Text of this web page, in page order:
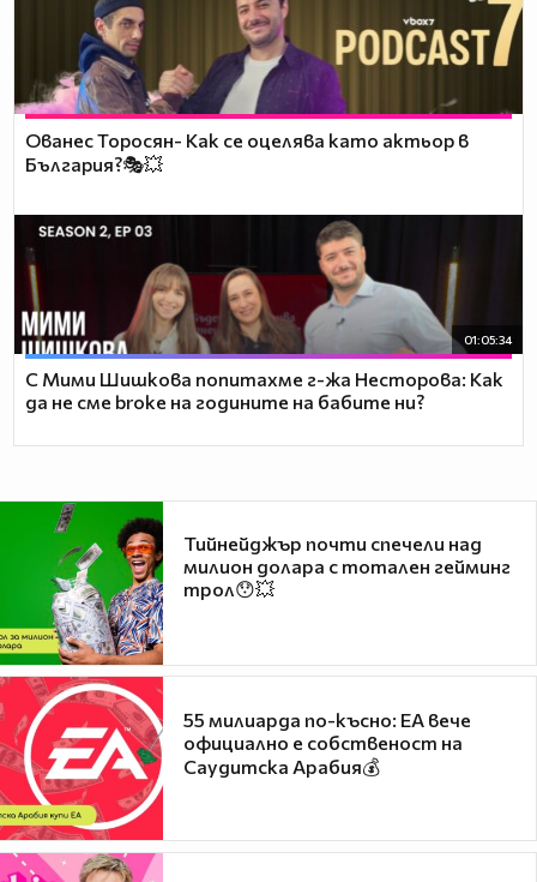
Ованес Торосян- Как се оцелява като актьор в
България?🎭💥
01:05:34
С Мими Шишкова попитахме г-жа Несторова: Как
да не сме broke на годините на бабите ни?
Тийнейджър почти спечели над
милион долара с тотален гейминг
трол😯💥
55 милиарда по-късно: EA вече
официално е собственост на
Саудитска Арабия💰